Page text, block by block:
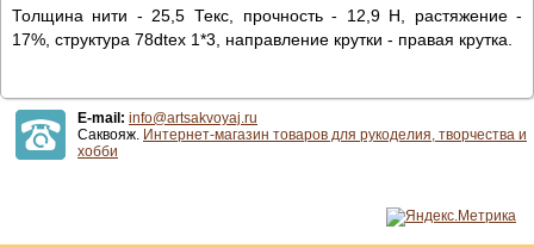
Толщина нити - 25,5 Текс, прочность - 12,9 Н, растяжение -
17%, структура 78dtex 1*3, направление крутки - правая крутка.
E-mail: info@artsakvoyaj.ru
Саквояж. Интернет-магазин товаров для рукоделия, творчества и
хобби